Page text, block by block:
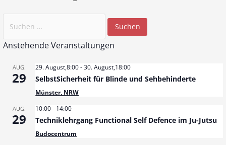
c
Anstehende Veranstaltungen
AUG.
29
29. August,8:00-30. August,18:00
SelbstSicherheit für Blinde und Sehbehinderte
Münster, NRW
AUG.
29
10:00- 14:00
Techniklehrgang Functional Self Defence im Ju-Jutsu
Budocentrum